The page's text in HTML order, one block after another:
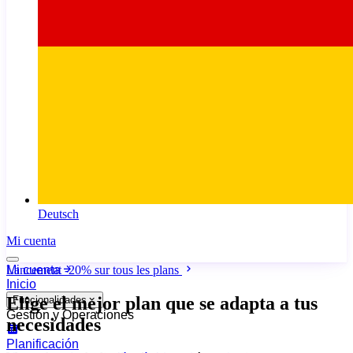
Deutsch
Mi cuenta
Mi cuenta
Inicio
Funcionalidades
Gestión y Operaciones
Planificación
Lancement-20% sur tous les plans
Elige el mejor plan que se adapta a tus
necesidades